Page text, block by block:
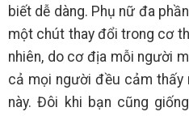
biết dễ dàng. Phụ nữ đa
một chút thay đổi trong cơ
nhiên, do cơ địa mỗi người
cả mọi người đều cảm thấy
này. Đôi khi bạn cũng